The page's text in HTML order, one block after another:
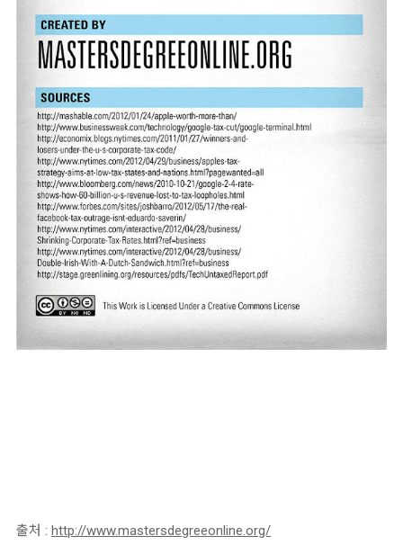
출처 : http://www.mastersdegreeonline.org/